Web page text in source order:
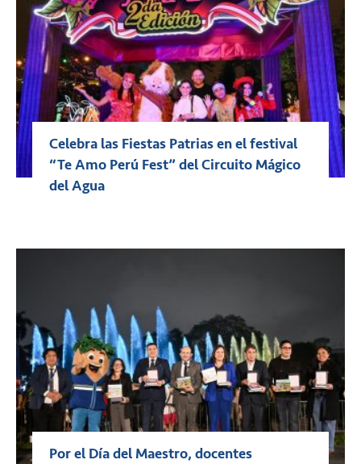
Celebra las Fiestas Patrias en el festival
“Te Amo Perú Fest” del Circuito Mágico
del Agua
Por el Día del Maestro, docentes